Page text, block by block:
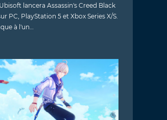
lancera Assassin's Creed Black
PC, PlayStation 5 et Xbox Series X/S.
à l'un…